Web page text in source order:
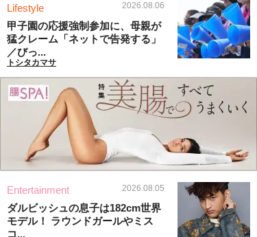
Lifestyle 2026.08.06
甲子園の応援強制参加に、母親が
猛クレーム「ネットで告発する」
／びっ...
トシタカマサ
Entertainment 2026.08.05
ダルビッシュの息子は182cm世界
モデル！ ラウンドガールやミス
コ...